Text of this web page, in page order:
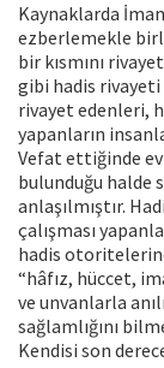
Kaynaklarda
ezberlemekle
bir kısmını
gibi hadis rivayeti
rivayet edenleri,
yapanların
Vefat ettiğinde
bulunduğu halde
anlaşılmıştır.
çalışması
hadis
“hâfız, hüccet,
ve unvanlarla
sağlamlığını
Kendisi son